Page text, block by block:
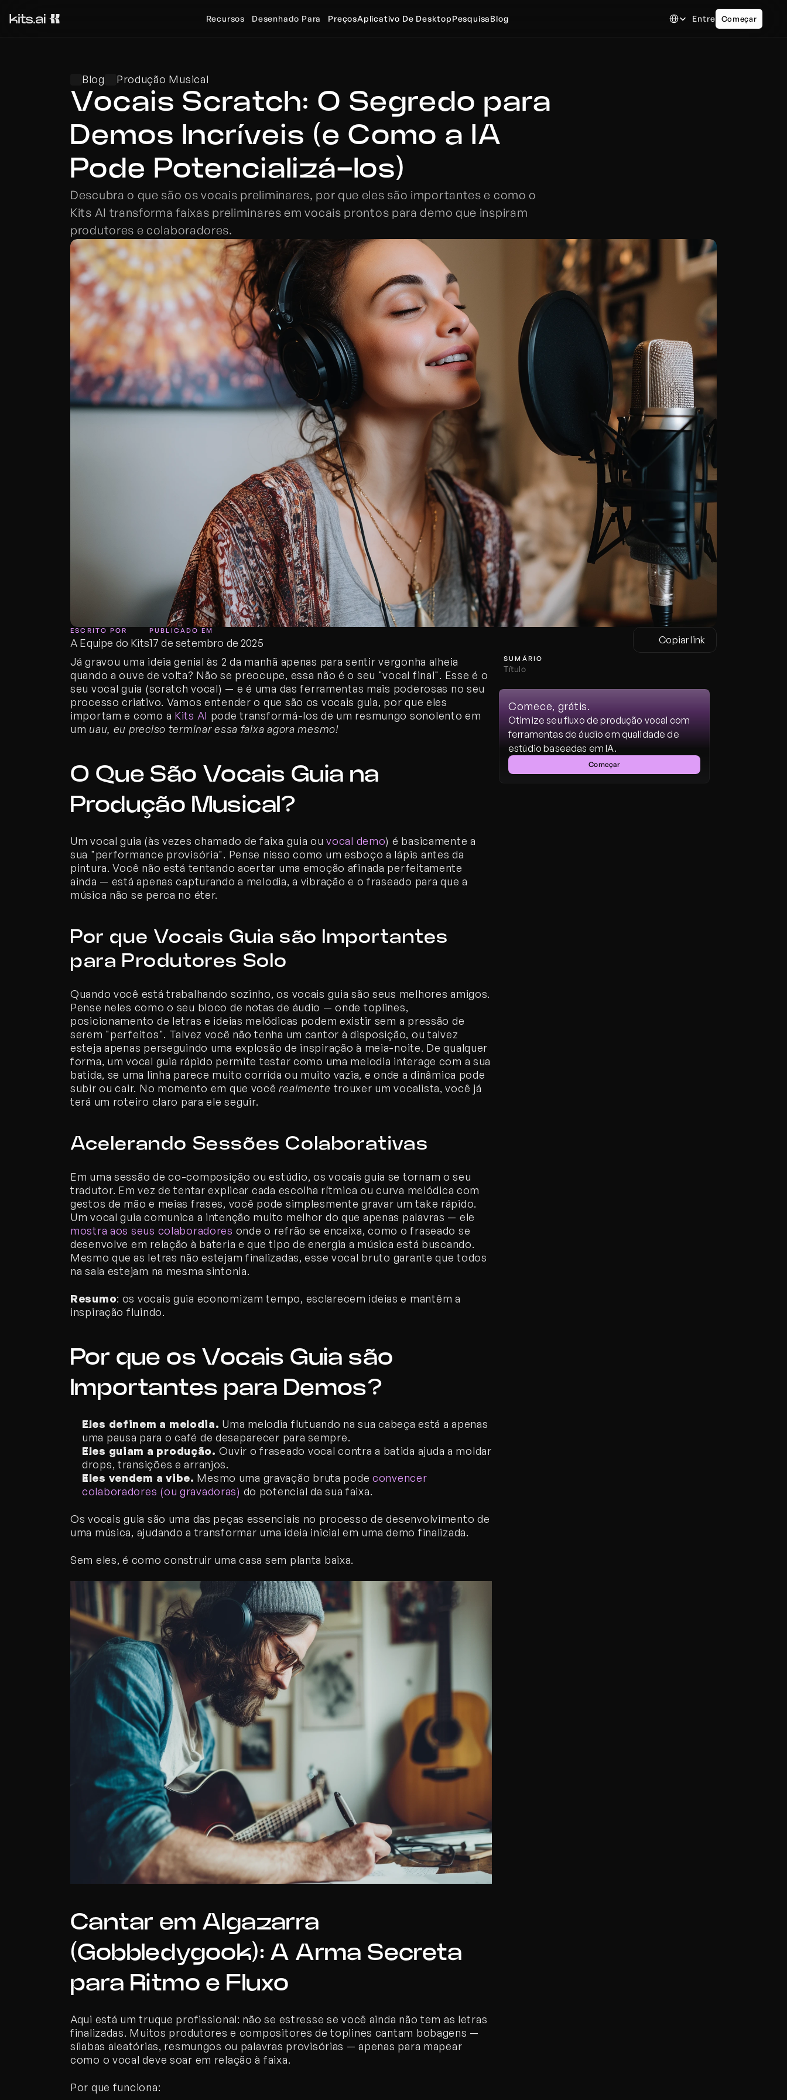
Blog Produção Musical
Vocais Scratch: O Segredo para
Demos Incríveis (e Como a IA
Pode Potencializá-los)
Descubra o que são os vocais preliminares, por que eles são importantes e como o
Kits AI transforma faixas preliminares em vocais prontos para demo que inspiram
produtores e colaboradores.
ESCRITO POR
A Equipe do Kits
PUBLICADO EM
17 de setembro de 2025 Copiar link
Já gravou uma ideia genial às 2 da manhã apenas para sentir vergonha alheia
quando a ouve de volta? Não se preocupe, essa não é o seu "vocal final". Esse é o
seu vocal guia (scratch vocal) — e é uma das ferramentas mais poderosas no seu
processo criativo. Vamos entender o que são os vocais guia, por que eles
importam e como a Kits AI pode transformá-los de um resmungo sonolento em
um uau, eu preciso terminar essa faixa agora mesmo!
O Que São Vocais Guia na
Produção Musical?
Um vocal guia (às vezes chamado de faixa guia ou vocal demo) é basicamente a
sua "performance provisória". Pense nisso como um esboço a lápis antes da
pintura. Você não está tentando acertar uma emoção afinada perfeitamente
ainda — está apenas capturando a melodia, a vibração e o fraseado para que a
música não se perca no éter.
Por que Vocais Guia são Importantes
para Produtores Solo
Quando você está trabalhando sozinho, os vocais guia são seus melhores amigos.
Pense neles como o seu bloco de notas de áudio — onde toplines,
posicionamento de letras e ideias melódicas podem existir sem a pressão de
serem "perfeitos". Talvez você não tenha um cantor à disposição, ou talvez
esteja apenas perseguindo uma explosão de inspiração à meia-noite. De qualquer
forma, um vocal guia rápido permite testar como uma melodia interage com a sua
batida, se uma linha parece muito corrida ou muito vazia, e onde a dinâmica pode
subir ou cair. No momento em que você realmente trouxer um vocalista, você já
terá um roteiro claro para ele seguir.
Acelerando Sessões Colaborativas
Em uma sessão de co-composição ou estúdio, os vocais guia se tornam o seu
tradutor. Em vez de tentar explicar cada escolha rítmica ou curva melódica com
gestos de mão e meias frases, você pode simplesmente gravar um take rápido.
mostra aos seus colaboradores onde o refrão se encaixa, como o fraseado se
desenvolve em relação à bateria e que tipo de energia a música está buscando.
Mesmo que as letras não estejam finalizadas, esse vocal bruto garante que todos
na sala estejam na mesma sintonia.
Resumo: os vocais guia economizam tempo, esclarecem ideias e mantêm a
inspiração fluindo.
Por que os Vocais Guia são
Importantes para Demos?
Eles definem a melodia. Uma melodia flutuando na sua cabeça está a apenas
uma pausa para o café de desaparecer para sempre.
Eles guiam a produção. Ouvir o fraseado vocal contra a batida ajuda a moldar
drops, transições e arranjos.
Eles vendem a vibe. Mesmo uma gravação bruta pode convencer
colaboradores (ou gravadoras) do potencial da sua faixa.
Os vocais guia são uma das peças essenciais no processo de desenvolvimento de
uma música, ajudando a transformar uma ideia inicial em uma demo finalizada.
Sem eles, é como construir uma casa sem planta baixa.
Cantar em Algazarra
(Gobbledygook): A Arma Secreta
para Ritmo e Fluxo
Aqui está um truque profissional: não se estresse se você ainda não tem as letras
finalizadas. Muitos produtores e compositores de toplines cantam bobagens —
sílabas aleatórias, resmungos ou palavras provisórias — apenas para mapear
como o vocal deve soar em relação à faixa.
Por que funciona:
SUMÁRIO
Título
Comece, grátis.
Otimize seu fluxo de produção vocal com
ferramentas de áudio em qualidade de
estúdio baseadas em IA.
Começar
Recursos Desenhado Para PreçosAplicativo De DesktopPesquisaBlog
Select Language
Entre Começar